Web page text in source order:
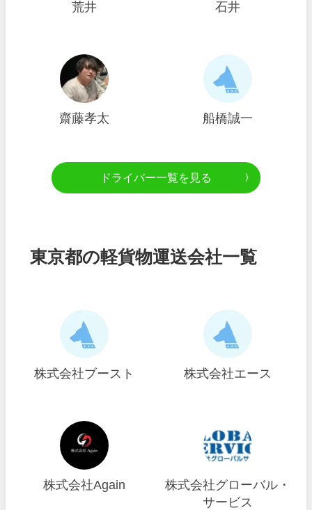
荒井 石井
齋藤孝太 船橋誠一
ドライバー一覧を見る
東京都の軽貨物運送会社一覧
株式会社ブースト 株式会社エース
株式会社Again
株式会社グローバル・
サービス